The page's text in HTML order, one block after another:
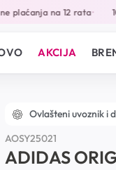
plaćanja na 12 rata•
AKCIJA
Ovlašteni uvoznik i
AOSY25021
ADIDAS